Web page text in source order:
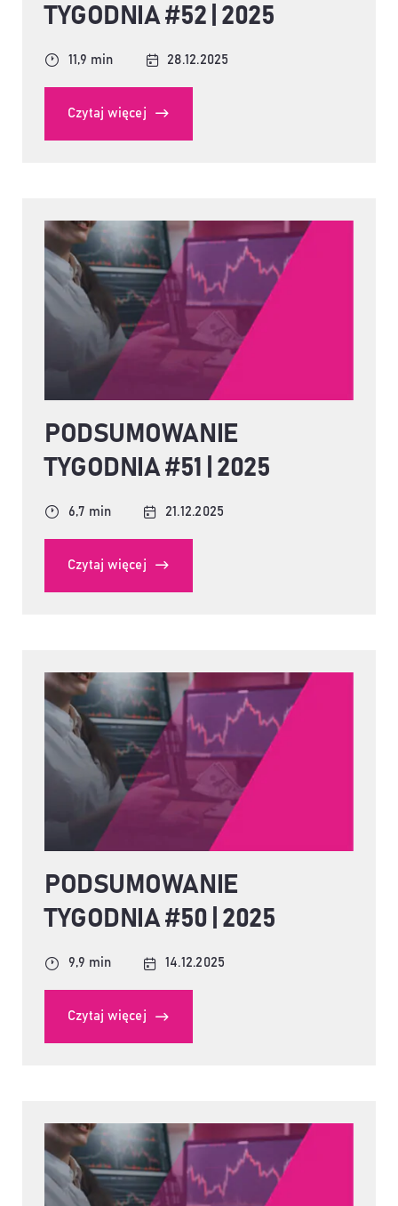
TYGODNIA #52 | 2025
11,9 min 28.12.2025
Czytaj więcej
PODSUMOWANIE
TYGODNIA #51 | 2025
6,7 min 21.12.2025
Czytaj więcej
PODSUMOWANIE
TYGODNIA #50 | 2025
9,9 min 14.12.2025
Czytaj więcej